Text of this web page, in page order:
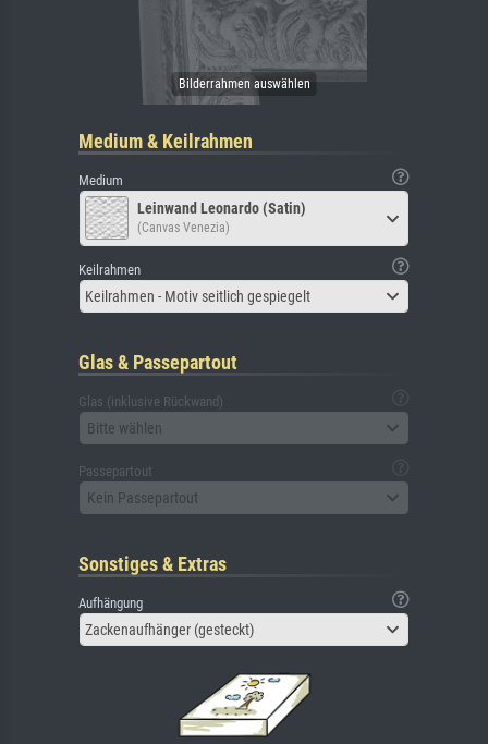
Medium & Keilrahmen
Medium
Leinwand Leonardo (Satin)
(Canvas Venezia)
Keilrahmen
Keilrahmen - Motiv seitlich gespiegelt
Glas & Passepartout
Glas (inklusive Rückwand)
Bitte wählen
Passepartout
Kein Passepartout
Sonstiges & Extras
Aufhängung
Zackenaufhänger (gesteckt)